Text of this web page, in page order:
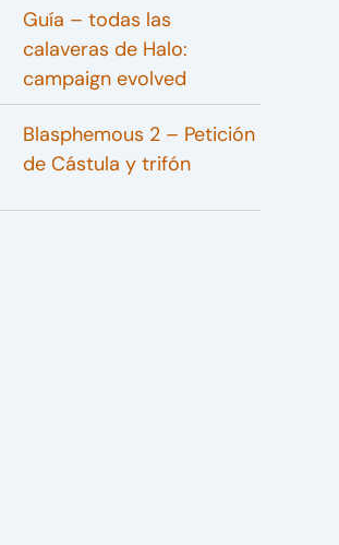
Guía – todas las
calaveras de Halo:
campaign evolved
Blasphemous 2 – Petición
de Cástula y trifón